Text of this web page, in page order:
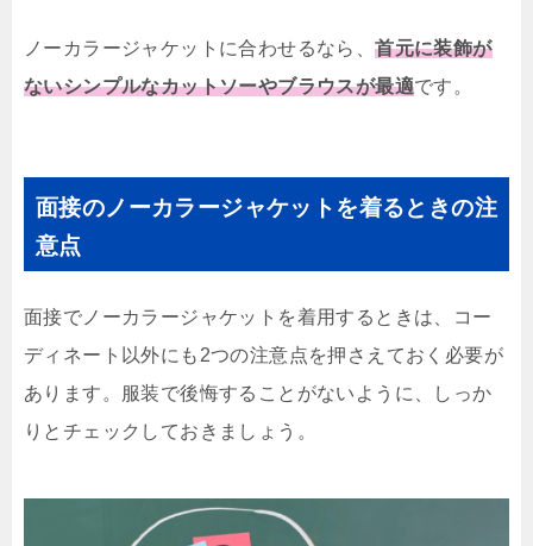
ノーカラージャケットに合わせるなら、首元に装飾が
ないシンプルなカットソーやブラウスが最適です。
面接のノーカラージャケットを着るときの注
意点
面接でノーカラージャケットを着用するときは、コー
ディネート以外にも2つの注意点を押さえておく必要が
あります。服装で後悔することがないように、しっか
りとチェックしておきましょう。